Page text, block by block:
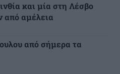
και μία στη Λέσβο
από αμέλεια
από σήμερα τα